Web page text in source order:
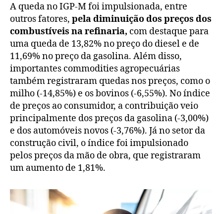
A queda no IGP-M foi impulsionada, entre
outros fatores, pela diminuição dos preços dos
combustíveis na refinaria, com destaque para
uma queda de 13,82% no preço do diesel e de
11,69% no preço da gasolina. Além disso,
importantes commodities agropecuárias
também registraram quedas nos preços, como o
milho (-14,85%) e os bovinos (-6,55%). No índice
de preços ao consumidor, a contribuição veio
principalmente dos preços da gasolina (-3,00%)
e dos automóveis novos (-3,76%). Já no setor da
construção civil, o índice foi impulsionado
pelos preços da mão de obra, que registraram
um aumento de 1,81%.